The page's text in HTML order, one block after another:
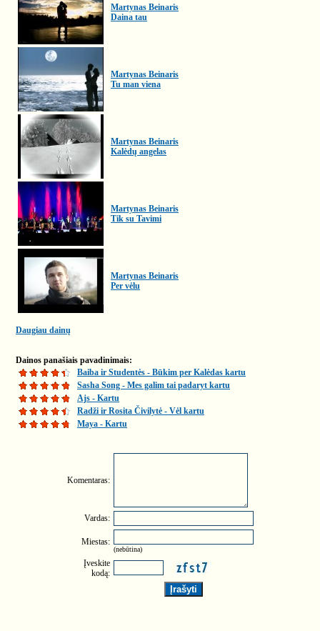
Martynas Beinaris
Daina tau
Martynas Beinaris
Tu man viena
Martynas Beinaris
Kalėdų angelas
Martynas Beinaris
Tik su Tavimi
Martynas Beinaris
Per vėlu
Daugiau dainų
Dainos panašiais pavadinimais:
Baiba ir Studentės - Būkim per Kalėdas kartu
Sasha Song - Mes galim tai padaryt kartu
Ajs - Kartu
Radži ir Rosita Čivilytė - Vėl kartu
Maya - Kartu
Komentaras:
Vardas:
Miestas:
(nebūtina)
Įveskite
kodą: